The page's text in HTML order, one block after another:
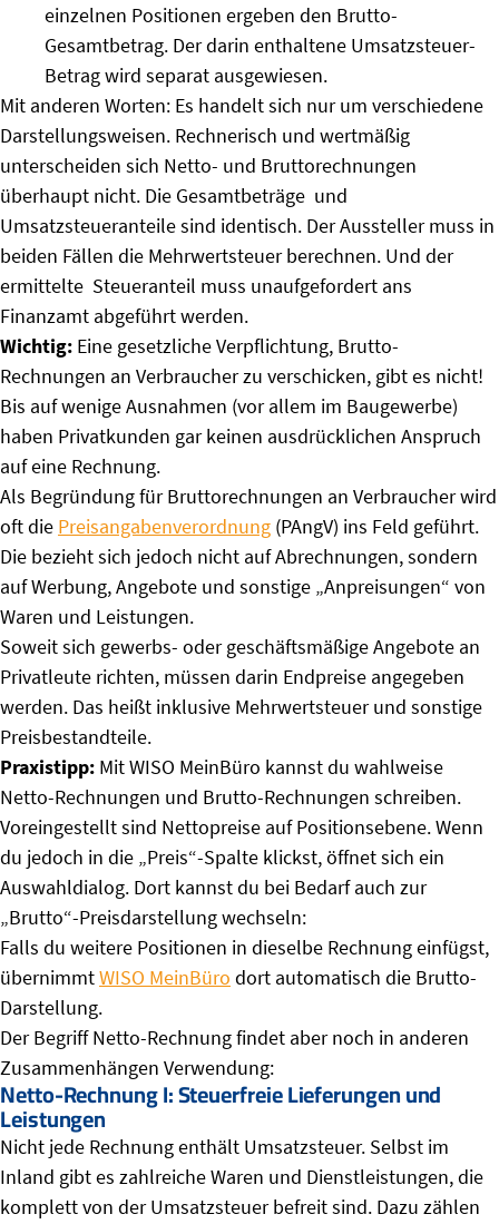
einzelnen Positionen ergeben den Brutto-
Gesamtbetrag. Der darin enthaltene Umsatzsteuer-
Betrag wird separat ausgewiesen.
Mit anderen Worten: Es handelt sich nur um verschiedene
Darstellungsweisen. Rechnerisch und wertmäßig
unterscheiden sich Netto- und Bruttorechnungen
überhaupt nicht. Die Gesamtbeträge und
Umsatzsteueranteile sind identisch. Der Aussteller muss in
beiden Fällen die Mehrwertsteuer berechnen. Und der
ermittelte Steueranteil muss unaufgefordert ans
Finanzamt abgeführt werden.
Wichtig: Eine gesetzliche Verpflichtung, Brutto-
Rechnungen an Verbraucher zu verschicken, gibt es nicht!
Bis auf wenige Ausnahmen (vor allem im Baugewerbe)
haben Privatkunden gar keinen ausdrücklichen Anspruch
auf eine Rechnung.
Als Begründung für Bruttorechnungen an Verbraucher wird
oft die Preisangabenverordnung (PAngV) ins Feld geführt.
Die bezieht sich jedoch nicht auf Abrechnungen, sondern
auf Werbung, Angebote und sonstige „Anpreisungen“ von
Waren und Leistungen.
Soweit sich gewerbs- oder geschäftsmäßige Angebote an
Privatleute richten, müssen darin Endpreise angegeben
werden. Das heißt inklusive Mehrwertsteuer und sonstige
Preisbestandteile.
Praxistipp: Mit WISO MeinBüro kannst du wahlweise
Netto-Rechnungen und Brutto-Rechnungen schreiben.
Voreingestellt sind Nettopreise auf Positionsebene. Wenn
du jedoch in die „Preis“-Spalte klickst, öffnet sich ein
Auswahldialog. Dort kannst du bei Bedarf auch zur
„Brutto“-Preisdarstellung wechseln:
Falls du weitere Positionen in dieselbe Rechnung einfügst,
übernimmtWISO MeinBüro dort automatisch die Brutto-
Darstellung.
Der Begriff Netto-Rechnung findet aber noch in anderen
Zusammenhängen Verwendung:
Netto-Rechnung I: Steuerfreie Lieferungen und
Leistungen
Nicht jede Rechnung enthält Umsatzsteuer. Selbst im
Inland gibt es zahlreiche Waren und Dienstleistungen, die
komplett von der Umsatzsteuer befreit sind. Dazu zählen